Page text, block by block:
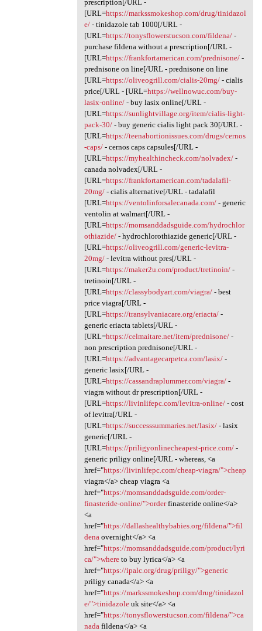
prescription[/URL -
[URL=https://markssmokeshop.com/drug/tinidazol
e/- tinidazole tab 1000[/URL -
[URL=https://tonysflowerstucson.com/fildena/-
purchase fildena without a prescription[/URL -
[URL=https://frankfortamerican.com/prednisone/-
prednisone on line[/URL - prednisone on line
[URL=https://oliveogrill.com/cialis-20mg/- cialis
price[/URL - [URL=https://wellnowuc.com/buy-
lasix-online/- buy lasix online[/URL -
[URL=https://sunlightvillage.org/item/cialis-light-
pack-30/- buy generic cialis light pack 30[/URL -
[URL=https://teenabortionissues.com/drugs/cernos
-caps/- cernos caps capsules[/URL -
[URL=https://myhealthincheck.com/nolvadex/-
canada nolvadex[/URL -
[URL=https://frankfortamerican.com/tadalafil-
20mg/- cialis alternative[/URL - tadalafil
[URL=https://ventolinforsalecanada.com/- generic
ventolin at walmart[/URL -
[URL=https://momsanddadsguide.com/hydrochlor
othiazide/- hydrochlorothiazide generic[/URL -
[URL=https://oliveogrill.com/generic-levitra-
20mg/- levitra without pres[/URL -
[URL=https://maker2u.com/product/tretinoin/-
tretinoin[/URL -
[URL=https://classybodyart.com/viagra/- best
price viagra[/URL -
[URL=https://transylvaniacare.org/eriacta/-
generic eriacta tablets[/URL -
[URL=https://celmaitare.net/item/prednisone/-
non prescription prednisone[/URL -
[URL=https://advantagecarpetca.com/lasix/-
generic lasix[/URL -
[URL=https://cassandraplummer.com/viagra/-
viagra without dr prescription[/URL -
[URL=https://livinlifepc.com/levitra-online/- cost
of levitra[/URL -
[URL=https://successsummaries.net/lasix/- lasix
generic[/URL -
[URL=https://priligyonlinecheapest-price.com/-
generic priligy online[/URL - whereas, <a
href="https://livinlifepc.com/cheap-viagra/">cheap
viagra</a> cheap viagra <a
href="https://momsanddadsguide.com/order-
finasteride-online/">orderfinasteride online</a>
<a
href="https://dallashealthybabies.org/fildena/">fil
denaovernight</a> <a
href="https://momsanddadsguide.com/product/lyri
ca/">whereto buy lyrica</a> <a
href="https://ipalc.org/drug/priligy/">generic
priligy canada</a> <a
href="https://markssmokeshop.com/drug/tinidazol
e/">tinidazoleuk site</a> <a
href="https://tonysflowerstucson.com/fildena/">ca
nadafildena</a> <a